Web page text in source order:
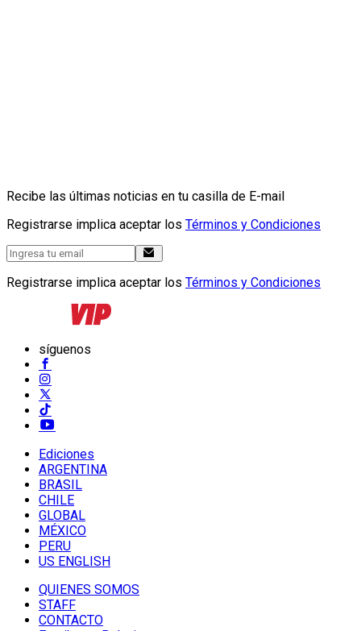
Recibe las últimas noticias en tu casilla de E-mail
Registrarse implica aceptar los Términos y Condiciones
Registrarse implica aceptar los Términos y Condiciones
síguenos
Ediciones
ARGENTINA
BRASIL
CHILE
GLOBAL
MÉXICO
PERU
US ENGLISH
QUIENES SOMOS
STAFF
CONTACTO